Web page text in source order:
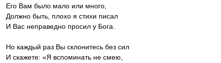
Его Вам было мало или много,
Должно быть, плохо я стихи писал
И Вас неправедно просил у Бога.
Но каждый раз Вы склонитесь без сил
И скажете: «Я вспоминать не смею,